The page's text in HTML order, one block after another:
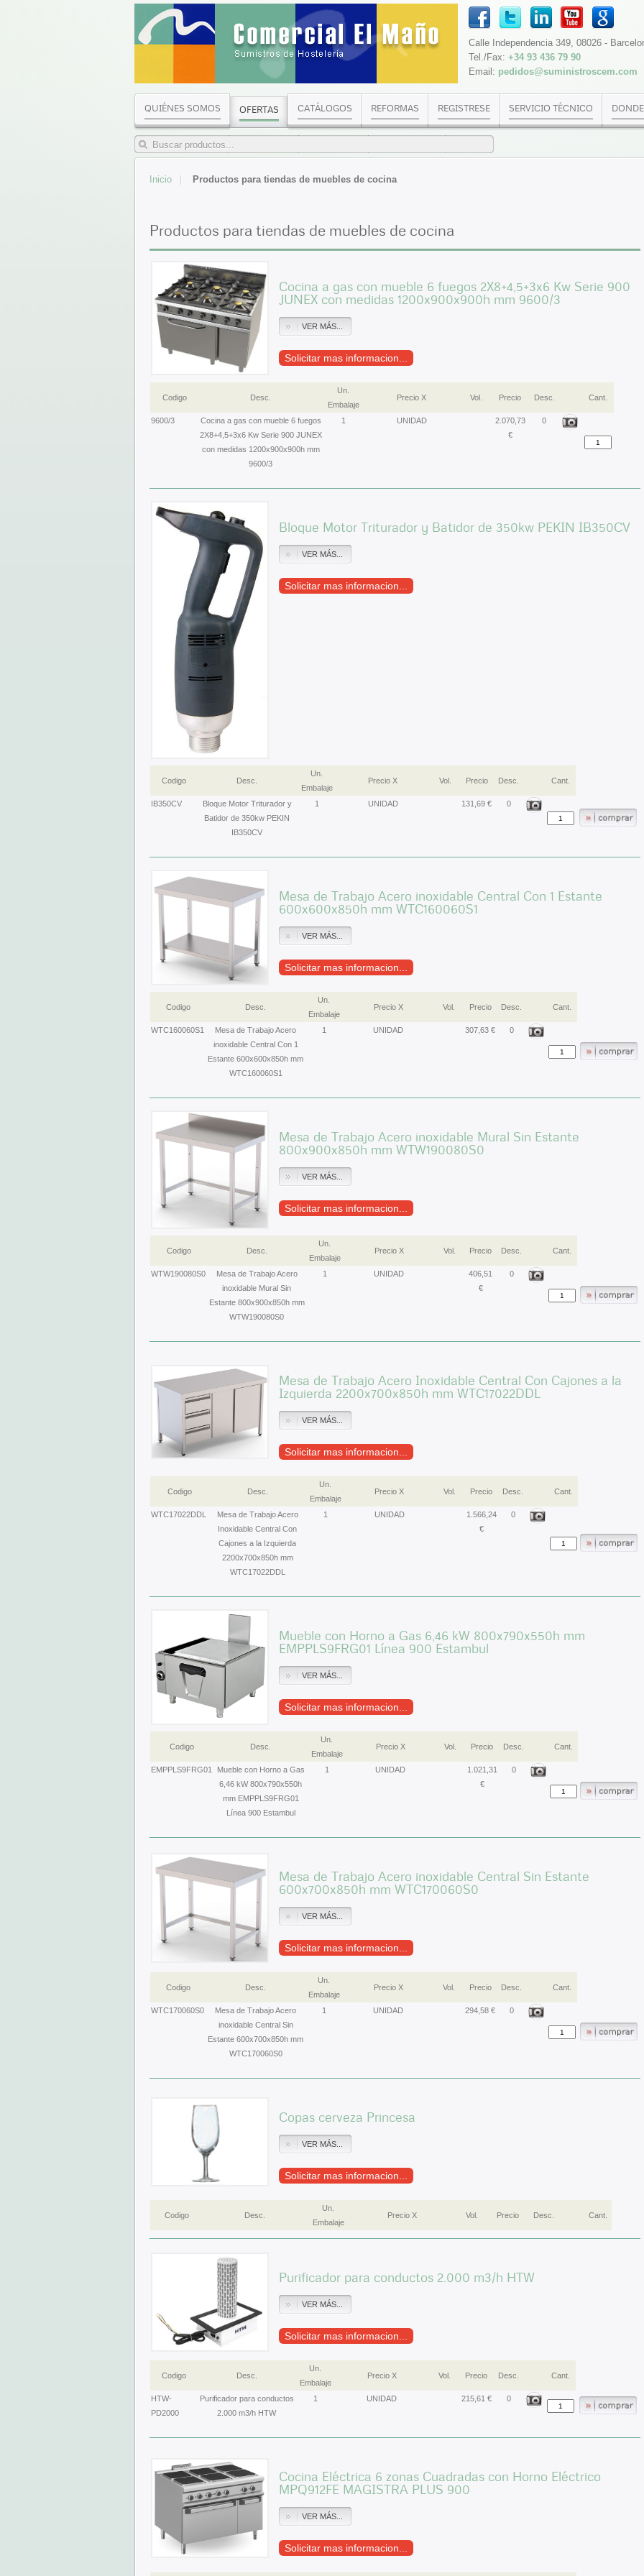
Calle Independencia 349, 08026 -
Tel./Fax: +34 93 436 79 90
Email: pedidos@suministroscem.com
QUIÉNES SOMOS OFERTAS CATÁLOGOS REFORMAS REGISTRESE SERVICIO TÉCNICO
Inicio Productos para tiendas de muebles de cocina
Productos para tiendas de muebles de cocina
Cocina a gas con mueble 6 fuegos 2X8+4,5+3x6 Kw Serie 900
JUNEX con medidas 1200x900x900h mm 9600/3
VER MÁS...
Solicitar mas informacion...
Codigo Desc.
Un.
Embalaje
Precio X Vol. Precio Desc. Cant.
9600/3
Cocina a gas con mueble 6 fuegos
2X8+4,5+3x6 Kw Serie 900 JUNEX
con medidas 1200x900x900h mm
9600/3
1 UNIDAD
2.070,73
€
0
Bloque Motor Triturador y Batidor de 350kw PEKIN IB350CV
VER MÁS...
Solicitar mas informacion...
Codigo Desc.
Un.
Embalaje
Precio X Vol. Precio Desc. Cant.
IB350CV
Bloque Motor Triturador y
Batidor de 350kw PEKIN
IB350CV
1 UNIDAD 131,69 € 0
Mesa de Trabajo Acero inoxidable Central Con 1 Estante
600x600x850h mm WTC160060S1
VER MÁS...
Solicitar mas informacion...
Codigo Desc.
Un.
Embalaje
Precio X Vol. Precio Desc. Cant.
WTC160060S1
Mesa de Trabajo Acero
inoxidable Central Con 1
Estante 600x600x850h mm
WTC160060S1
1 UNIDAD 307,63 € 0
Mesa de Trabajo Acero inoxidable Mural Sin Estante
800x900x850h mm WTW190080S0
VER MÁS...
Solicitar mas informacion...
Codigo Desc.
Un.
Embalaje
Precio X Vol. Precio Desc. Cant.
WTW190080S0
Mesa de Trabajo Acero
inoxidable Mural Sin
Estante 800x900x850h mm
WTW190080S0
1 UNIDAD
406,51
€
0
Mesa de Trabajo Acero Inoxidable Central Con Cajones a la
Izquierda 2200x700x850h mm WTC17022DDL
VER MÁS...
Solicitar mas informacion...
Codigo Desc.
Un.
Embalaje
Precio X Vol. Precio Desc. Cant.
WTC17022DDL
Mesa de Trabajo Acero
Inoxidable Central Con
Cajones a la Izquierda
2200x700x850h mm
WTC17022DDL
1 UNIDAD
1.566,24
€
0
Mueble con Horno a Gas 6,46 kW 800x790x550h mm
EMPPLS9FRG01 Línea 900 Estambul
VER MÁS...
Solicitar mas informacion...
Codigo Desc.
Un.
Embalaje
Precio X Vol. Precio Desc. Cant.
EMPPLS9FRG01
Mueble con Horno a Gas
6,46 kW 800x790x550h
mm EMPPLS9FRG01
Línea 900 Estambul
1 UNIDAD
1.021,31
€
0
Mesa de Trabajo Acero inoxidable Central Sin Estante
600x700x850h mm WTC170060S0
VER MÁS...
Solicitar mas informacion...
Codigo Desc.
Un.
Embalaje
Precio X Vol. Precio Desc. Cant.
WTC170060S0
Mesa de Trabajo Acero
inoxidable Central Sin
Estante 600x700x850h mm
WTC170060S0
1 UNIDAD 294,58 € 0
Copas cerveza Princesa
VER MÁS...
Solicitar mas informacion...
Codigo Desc.
Un.
Embalaje
Precio X Vol. Precio Desc. Cant.
Purificador para conductos 2.000 m3/h HTW
VER MÁS...
Solicitar mas informacion...
Codigo Desc.
Un.
Embalaje
Precio X Vol. Precio Desc. Cant.
HTW-
PD2000
Purificador para conductos
2.000 m3/h HTW
1 UNIDAD 215,61 € 0
Cocina Eléctrica 6 zonas Cuadradas con Horno Eléctrico
MPQ912FE MAGISTRA PLUS 900
VER MÁS...
Solicitar mas informacion...